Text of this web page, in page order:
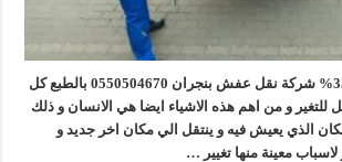
0550504670 l خصم 35% شركة نقل عفش بنجران 0550504670 بالطبع كل
و من اهم هذه الاشياء ايضا هي الانسان و ذلك
الذي يعيش فيه و ينتقل الي مكان اخر جديد و
لاسباب معينة منها تغيير …